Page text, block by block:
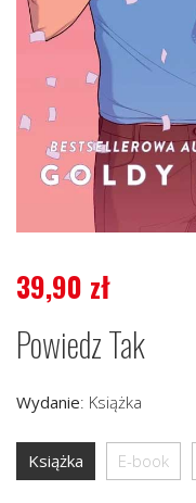
39,90 zł
Powiedz Tak
Wydanie: Książka
Książka E-book